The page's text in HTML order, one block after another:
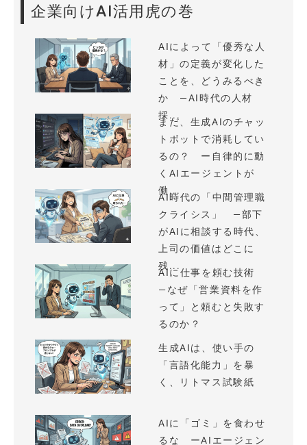
企業向けAI活用虎の巻
AIによって「優秀な人
材」の定義が変化した
ことを、どうみるべき
か —AI時代の人材
採...
まだ、生成AIのチャッ
トボットで消耗してい
るの？ ー自律的に動
くAIエージェントが
働...
AI時代の「中間管理職
クライシス」 —部下
がAIに相談する時代、
上司の価値はどこに
残...
AIに仕事を頼む技術
—なぜ「営業資料を作
って」と頼むと失敗す
るのか？
生成AIは、使い手の
「言語化能力」を暴
く、リトマス試験紙
AIに「ゴミ」を食わせ
るな ーAIエージェン